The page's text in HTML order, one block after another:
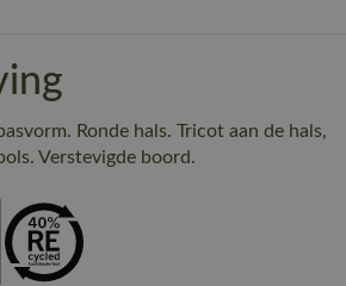
Ronde hals. Tricot aan de hals,
Verstevigde boord.